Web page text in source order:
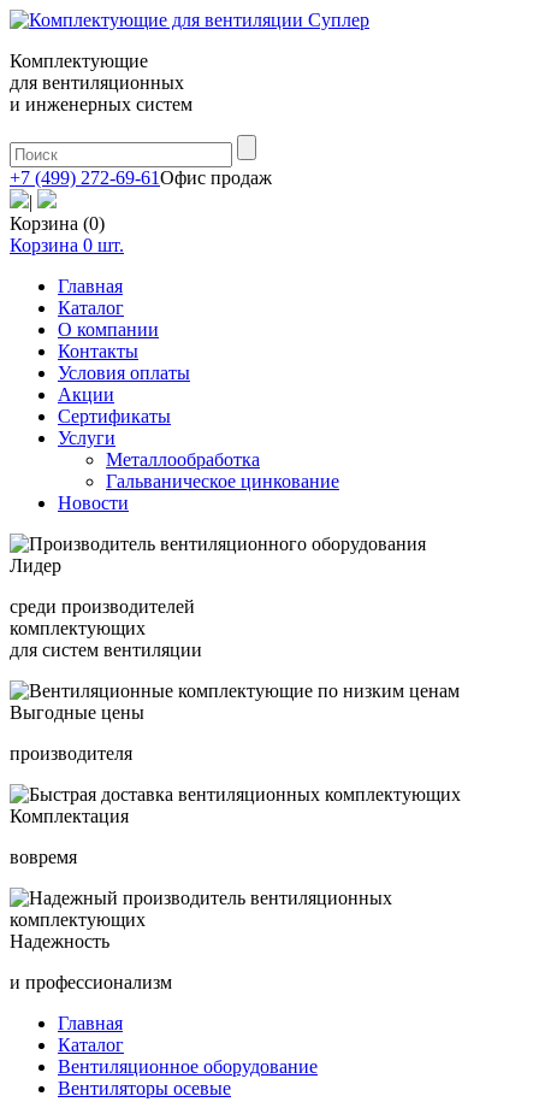
Комплектующие
для вентиляционных
и инженерных систем
+7 (499) 272-69-61Офис продаж
|
Корзина (0)
Корзина 0 шт.
Главная
Каталог
О компании
Контакты
Условия оплаты
Акции
Сертификаты
Услуги
Металлообработка
Гальваническое цинкование
Новости
Лидер
среди производителей
комплектующих
для систем вентиляции
Выгодные цены
производителя
Комплектация
вовремя
Надежность
и профессионализм
Главная
Каталог
Вентиляционное оборудование
Вентиляторы осевые